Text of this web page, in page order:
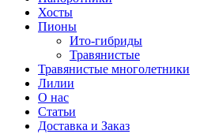
Хосты
Пионы
Ито-гибриды
Травянистые
Травянистые многолетники
Лилии
О нас
Статьи
Доставка и Заказ